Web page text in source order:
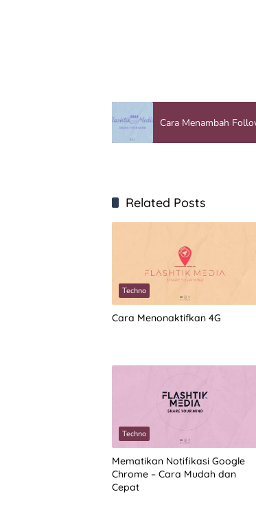
Cara Menambah
Related Posts
Techno
Cara Menonaktifkan 4G
Techno
Mematikan Notifikasi Google
Chrome – Cara Mudah dan
Cepat